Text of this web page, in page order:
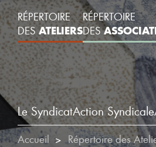
RÉPERTOIRE
DESATELIERS
RÉPERTOIRE
DES
Le SyndicatAction Syndicale
Accueil Répertoire des